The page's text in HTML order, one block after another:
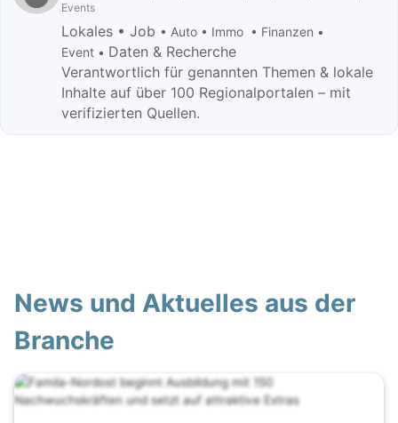
Events
Lokales • Job • Auto • Immo • Finanzen •
Event • Daten & Recherche
Verantwortlich für genannten Themen & lokale
Inhalte auf über 100 Regionalportalen – mit
verifizierten Quellen.
News und Aktuelles aus der
Branche